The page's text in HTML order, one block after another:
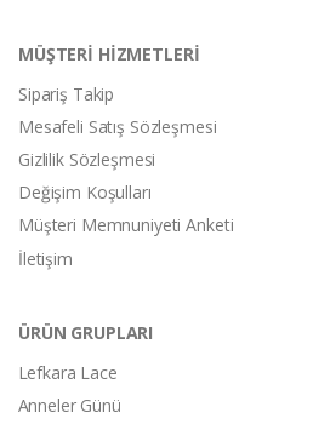
MÜŞTERİ HİZMETLERİ
Sipariş Takip
Mesafeli Satış Sözleşmesi
Gizlilik Sözleşmesi
Değişim Koşulları
Müşteri Memnuniyeti Anketi
İletişim
ÜRÜN GRUPLARI
Lefkara Lace
Anneler Günü